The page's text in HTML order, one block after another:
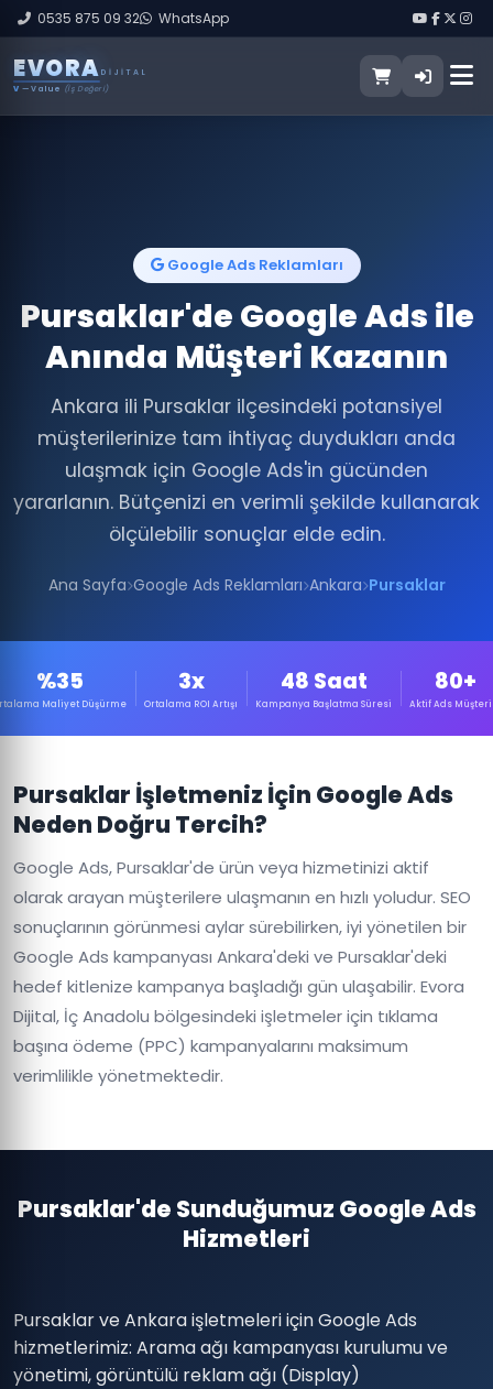
0535 875 09 32 WhatsApp
EVORA DIJITAL
V — Value (İş Değeri)
Google Ads Reklamları
Pursaklar'de Google Ads ile
Anında Müşteri Kazanın
Ankara ili Pursaklar ilçesindeki potansiyel
müşterilerinize tam ihtiyaç duydukları anda
ulaşmak için Google Ads'in gücünden
yararlanın. Bütçenizi en verimli şekilde kullanarak
ölçülebilir sonuçlar elde edin.
Ana Sayfa Google Ads Reklamları Ankara Pursaklar
%35
Maliyet Düşürme
3x
Ortalama ROI Artışı
48 Saat
Kampanya Başlatma Süresi
80+
Aktif Ads
Pursaklar İşletmeniz İçin Google Ads
Neden Doğru Tercih?
Google Ads, Pursaklar'de ürün veya hizmetinizi aktif
olarak arayan müşterilere ulaşmanın en hızlı yoludur. SEO
sonuçlarının görünmesi aylar sürebilirken, iyi yönetilen bir
Google Ads kampanyası Ankara'deki ve Pursaklar'deki
hedef kitlenize kampanya başladığı gün ulaşabilir. Evora
Dijital, İç Anadolu bölgesindeki işletmeler için tıklama
başına ödeme (PPC) kampanyalarını maksimum
verimlilikle yönetmektedir.
Pursaklar'de Sunduğumuz Google Ads
Hizmetleri
Pursaklar ve Ankara işletmeleri için Google Ads
hizmetlerimiz: Arama ağı kampanyası kurulumu ve
yönetimi, görüntülü reklam ağı (Display)